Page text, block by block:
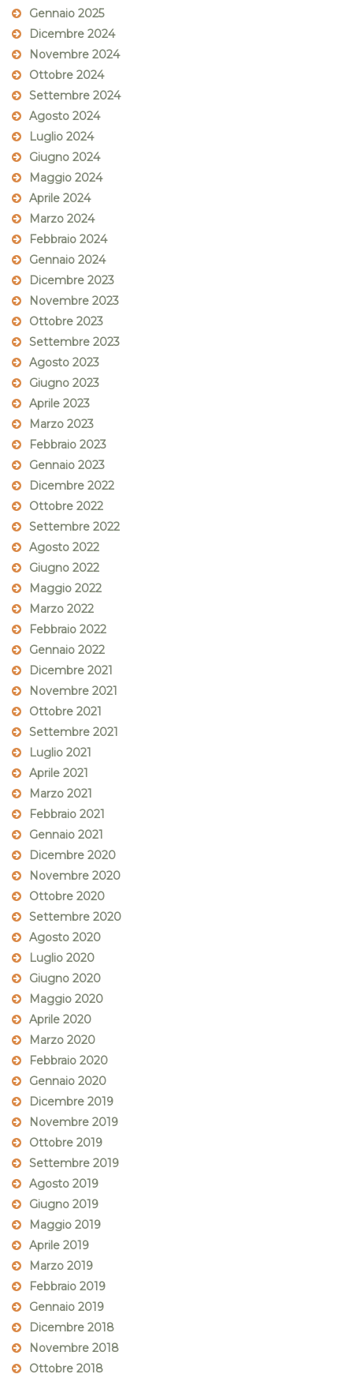
Gennaio 2025
Dicembre 2024
Novembre 2024
Ottobre 2024
Settembre 2024
Agosto 2024
Luglio 2024
Giugno 2024
Maggio 2024
Aprile 2024
Marzo 2024
Febbraio 2024
Gennaio 2024
Dicembre 2023
Novembre 2023
Ottobre 2023
Settembre 2023
Agosto 2023
Giugno 2023
Aprile 2023
Marzo 2023
Febbraio 2023
Gennaio 2023
Dicembre 2022
Ottobre 2022
Settembre 2022
Agosto 2022
Giugno 2022
Maggio 2022
Marzo 2022
Febbraio 2022
Gennaio 2022
Dicembre 2021
Novembre 2021
Ottobre 2021
Settembre 2021
Luglio 2021
Aprile 2021
Marzo 2021
Febbraio 2021
Gennaio 2021
Dicembre 2020
Novembre 2020
Ottobre 2020
Settembre 2020
Agosto 2020
Luglio 2020
Giugno 2020
Maggio 2020
Aprile 2020
Marzo 2020
Febbraio 2020
Gennaio 2020
Dicembre 2019
Novembre 2019
Ottobre 2019
Settembre 2019
Agosto 2019
Giugno 2019
Maggio 2019
Aprile 2019
Marzo 2019
Febbraio 2019
Gennaio 2019
Dicembre 2018
Novembre 2018
Ottobre 2018